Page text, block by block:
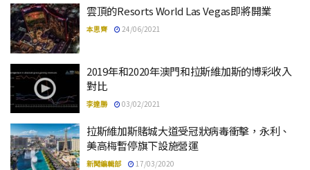
雲頂的Resorts World Las Vegas即將開業
本思齊 24/06/2021
2019年和2020年澳門和拉斯維加斯的博彩收入
對比
李達勝 03/02/2021
拉斯維加斯賭城大道受冠狀病毒衝擊，永利、
美高梅暫停旗下設施營運
新聞編輯部 17/03/2020